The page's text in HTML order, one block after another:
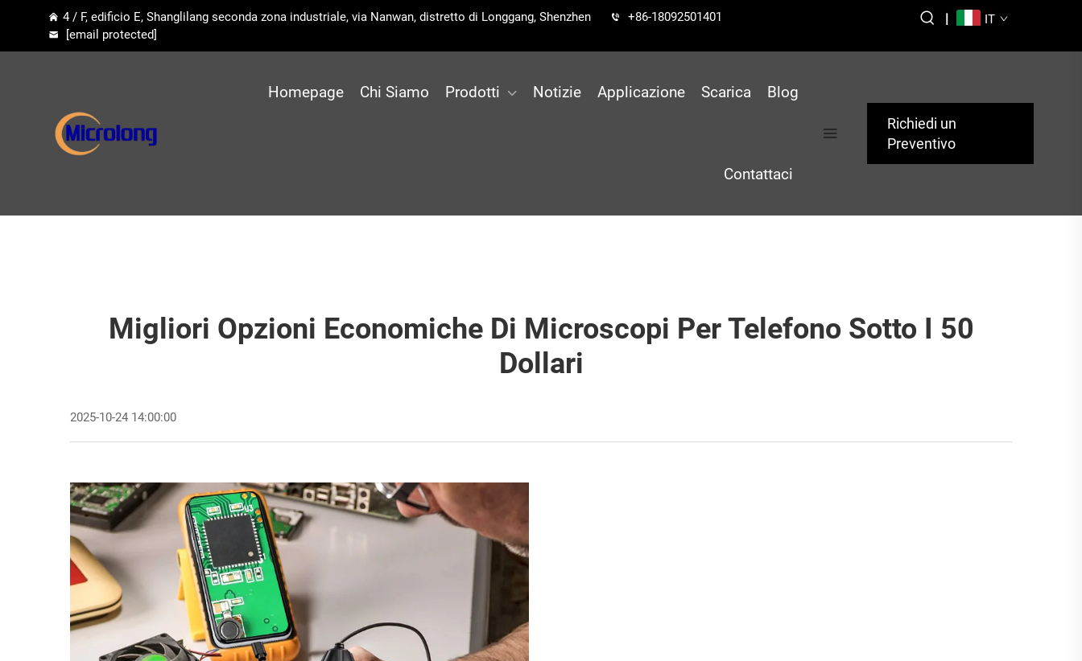
4 / F, edificio E, Shanglilang seconda zona industriale, via Nanwan, distretto di Longgang, Shenzhen
+86-18092501401
[email protected]
| IT
Homepage Chi Siamo Prodotti Notizie Applicazione Scarica Blog
Contattaci
Richiedi un
Preventivo
Migliori Opzioni Economiche Di Microscopi Per Telefono Sotto I 50
Dollari
2025-10-24 14:00:00